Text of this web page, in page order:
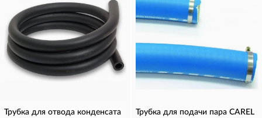
Трубка для отвода конденсата
Трубка для подачи пара CAREL